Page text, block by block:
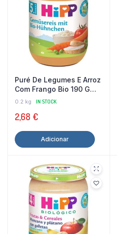
Puré De Legumes E Arroz
Com Frango Bio 190 G
Hipp
0.2 kg IN STOCK
2,68 €
Adicionar